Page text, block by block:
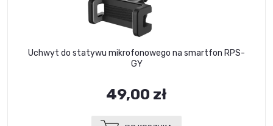
Uchwyt do statywu mikrofonowego na smartfon RPS-
GY
49,00 zł